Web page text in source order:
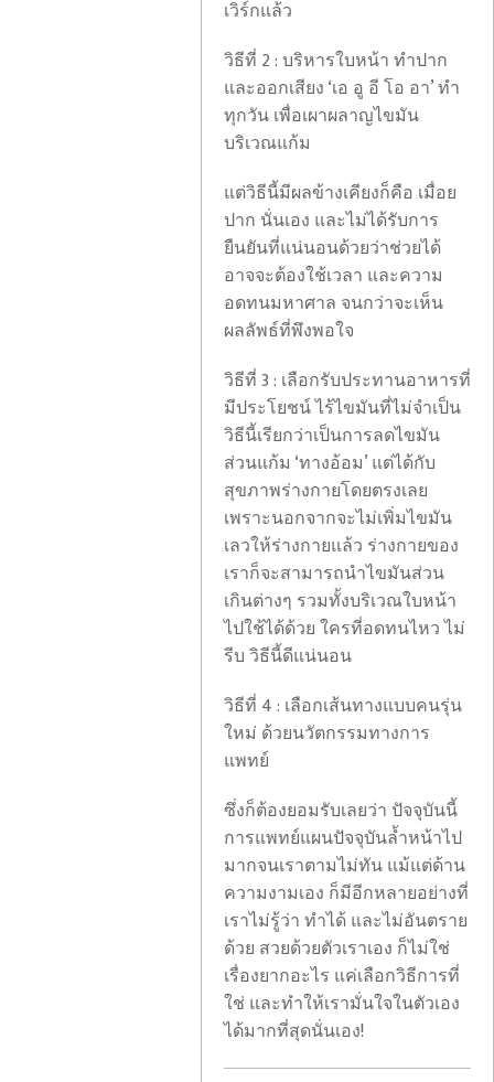
เวิร์กแล้ว
วิธีที่ 2 : บริหารใบหน้า ทำปาก
และออกเสียง ‘เอ อู อี โอ อา’ ทำ
ทุกวัน เพื่อเผาผลาญไขมัน
บริเวณแก้ม
แต่วิธีนี้มีผลข้างเคียงก็คือ เมื่อย
ปาก นั่นเอง และไม่ได้รับการ
ยืนยันที่แน่นอนด้วยว่าช่วยได้
อาจจะต้องใช้เวลา และความ
อดทนมหาศาล จนกว่าจะเห็น
ผลลัพธ์ที่พึงพอใจ
วิธีที่ 3 : เลือกรับประทานอาหารที่
มีประโยชน์ ไร้ไขมันที่ไม่จำเป็น
วิธีนี้เรียกว่าเป็นการลดไขมัน
ส่วนแก้ม ‘ทางอ้อม’ แต่ได้กับ
สุขภาพร่างกายโดยตรงเลย
เพราะนอกจากจะไม่เพิ่มไขมัน
เลวให้ร่างกายแล้ว ร่างกายของ
เราก็จะสามารถนำไขมันส่วน
เกินต่างๆ รวมทั้งบริเวณใบหน้า
ไปใช้ได้ด้วย ใครที่อดทนไหว ไม่
รีบ วิธีนี้ดีแน่นอน
วิธีที่ 4 : เลือกเส้นทางแบบคนรุ่น
ใหม่ ด้วยนวัตกรรมทางการ
แพทย์
ซึ่งก็ต้องยอมรับเลยว่า ปัจจุบันนี้
การแพทย์แผนปัจจุบันล้ำหน้าไป
มากจนเราตามไม่ทัน แม้แต่ด้าน
ความงามเอง ก็มีอีกหลายอย่างที่
เราไม่รู้ว่า ทำได้ และไม่อันตราย
ด้วย สวยด้วยตัวเราเอง ก็ไม่ใช่
เรื่องยากอะไร แค่เลือกวิธีการที่
ใช่ และทำให้เรามั่นใจในตัวเอง
ได้มากที่สุดนั่นเอง!
ดู
แตร์
เต
คอนเฟิร์ม
วัคซีน
ซิ
โน
วัค
ของ
จีน
เวย์
นรู